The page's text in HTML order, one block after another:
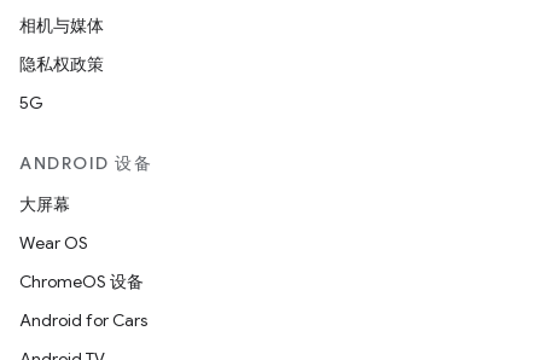
相机与媒体
隐私权政策
5G
ANDROID 设备
大屏幕
Wear OS
ChromeOS 设备
Android for Cars